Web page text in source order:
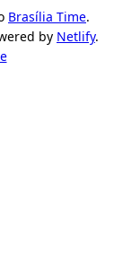
Brasília Time.
by Netlify.